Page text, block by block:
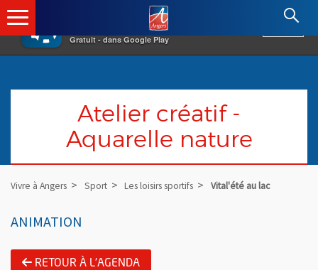
×
Gratuit - dans Google Play
Angers.fr : Retour à l'accueil
Atelier créatif -
Aquarelle nature
Vivre à Angers Sport Les loisirs sportifs Vital'été au lac
ANIMATION
RETOUR À L'AGENDA